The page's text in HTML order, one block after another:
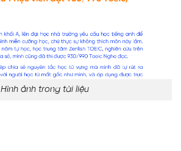
Hình ảnh trong tài liệu